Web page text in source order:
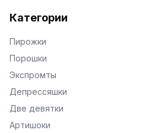
Категории
Пирожки
Порошки
Экспромты
Депрессяшки
Две девятки
Артишоки